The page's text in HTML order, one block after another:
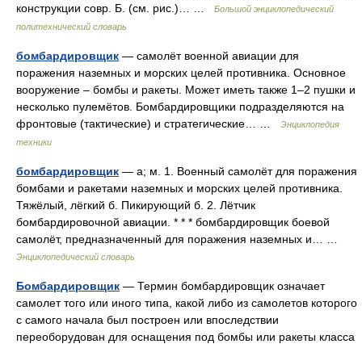
конструкции совр. Б. (см. рис.)… …
Большой энциклопедический
политехнический словарь
бомбардировщик — самолёт военной авиации для
поражения наземных и морских целей противника. Основное
вооружение – бомбы и ракеты. Может иметь также 1–2 пушки и
несколько пулемётов. Бомбардировщики подразделяются на
фронтовые (тактические) и стратегические… …
Энциклопедия
техники
бомбардировщик — а; м. 1. Военный самолёт для поражения
бомбами и ракетами наземных и морских целей противника.
Тяжёлый, лёгкий б. Пикирующий б. 2. Лётчик
бомбардировочной авиации. * * * бомбардировщик боевой
самолёт, предназначенный для поражения наземных и… …
Энциклопедический словарь
Бомбардировщик — Термин бомбардировщик означает
самолет того или иного типа, какой либо из самолетов которого
с самого начала был построен или впоследствии
переоборудован для оснащения под бомбы или ракеты класса